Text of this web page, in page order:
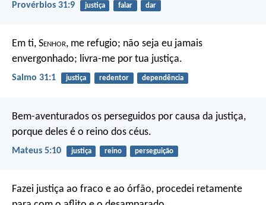
Provérbios 31:9 justiça falar dar
Em ti, Senhor, me refugio; não seja eu jamais
envergonhado; livra-me por tua justiça.
Salmo 31:1 justiça redentor dependência
Bem-aventurados os perseguidos por causa da justiça,
porque deles é o reino dos céus.
Mateus 5:10 justiça reino perseguição
Fazei justiça ao fraco e ao órfão, procedei retamente